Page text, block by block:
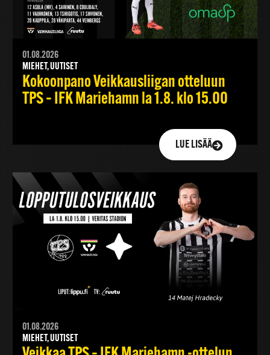
01.08.2026
MIEHET, UUTISET
Kokoonpano Veikkausliigan otteluun
TPS – IFK Mariehamn la 1.8. klo 15.00
LUE LISÄÄ
01.08.2026
MIEHET, UUTISET